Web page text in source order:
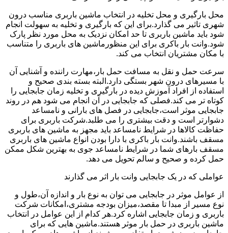
محل بارگیری و محل تخلیه در انتخاب ماشین باربری مناسب درون
شهری تاثیر می گذارد.برای این که بارگیری و تخلیه به سهولت انجام
شود باید ماشین باربری تا حد امکان نزدیک به محل مورد نظر پارک
شود.وانت بار باکری برای این منظورماشین های باربری را متناسب
با مکان مشتریان انتخاب می کند.
سرعت حمل و نقل به مسافت حمل بار،مهارت راننده و آشنایی آن
با مسیرهای درون شهر بستگی دارد.البته بسته بندی صحیح و
استفاده از افراد آموزش دیده در بارگیری و تخلیه زمان جابجایی را
کوتاه تر می کند.فصلی که جابجایی در آن انجام می شود هم در روند
جابجایی موثر است،جابجایی در فصل های بارانی و نامساعد
دشوارتر است و دقت بیشتری را می طلبد.شرکت باربری برای
حفاظت کالاها در شرایط نامساعد باید مجهز به ماشین های باربری
مسقف باشند.وانت بار باکری با دارا بودن انواع ماشین های باربری
مسقف بارهای شما در شرایط نامساعد جوی به بهترین شکل ممکن
حمل کرده و صحیح و سالم تحویل می دهد.
عواملی که در یک جابجایی وانت بار اثر می گذارند
از عوامل موثر در جابجایی می توان به نوع بار و اندازه آن،طول و
نوع مسیر از مبدا تا مقصد،میزان بودجه مشتری،امکانات شرکت
باربری و زمان جابجایی اشاره کرد.هر کدام از این عوامل در انتخاب
ماشین باربری در حمل بار موثر هستند.ماشین هایی که برای